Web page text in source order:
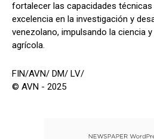
fortalecer las capacidades
excelencia en la investigación y
venezolano, impulsando la ciencia
agrícola.
FIN/AVN/ DM/ LV/
© AVN - 2025